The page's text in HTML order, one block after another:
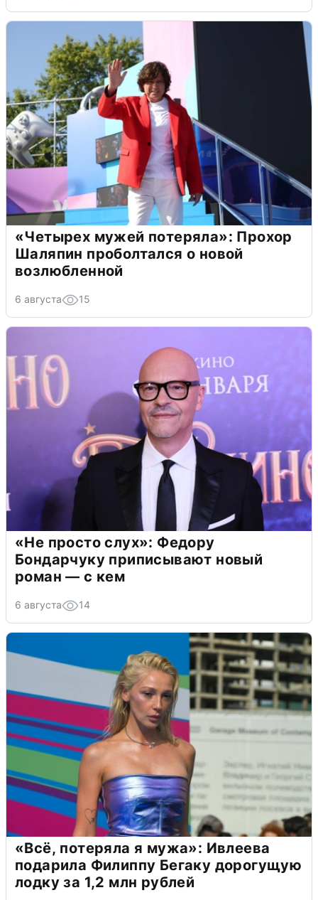
«Четырех мужей потеряла»: Прохор
Шаляпин проболтался о новой
возлюбленной
6 августа 15
«Не просто слух»: Федору
Бондарчуку приписывают новый
роман — с кем
6 августа 14
«Всё, потеряла я мужа»: Ивлеева
подарила Филиппу Бегаку дорогущую
лодку за 1,2 млн рублей